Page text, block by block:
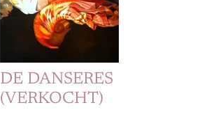
DE DANSERES
(VERKOCHT)